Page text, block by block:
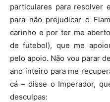
particulares para resolver
para não prejudicar o
carinho e por ter me
de futebol), que me
pelo apoio. Não vou parar
ano inteiro para me
cá – disse o Imperador,
desculpas: